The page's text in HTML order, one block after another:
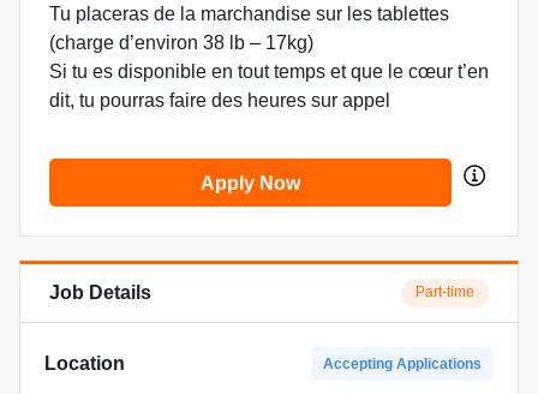
Tu placeras de la marchandise sur les tablettes
(charge d’environ 38 lb – 17kg)
Si tu es disponible en tout temps et que le cœur t’en
dit, tu pourras faire des heures sur appel
Apply Now
Job Details Part-time
Location Accepting Applications